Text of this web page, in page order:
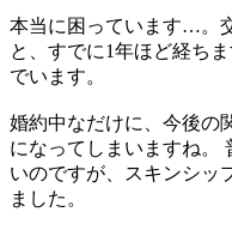
本当に困っています…。
と、すでに1年ほど経ち
でいます。
婚約中なだけに、今後の
になってしまいますね。
いのですが、スキンシッ
ました。